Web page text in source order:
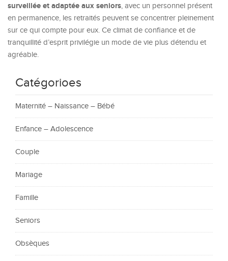
surveillée et adaptée aux seniors, avec un personnel présent
en permanence, les retraités peuvent se concentrer pleinement
sur ce qui compte pour eux. Ce climat de confiance et de
tranquillité d’esprit privilégie un mode de vie plus détendu et
agréable.
Catégorioes
Maternité – Naissance – Bébé
Enfance – Adolescence
Couple
Mariage
Famille
Seniors
Obsèques